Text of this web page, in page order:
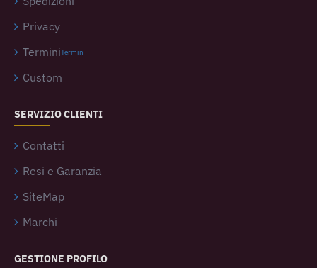
Privacy
TerminiTermin
Custom
SERVIZIO CLIENTI
Contatti
Resi e Garanzia
SiteMap
Marchi
GESTIONE PROFILO